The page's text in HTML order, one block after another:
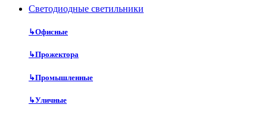
Cветодиодные светильники
↳Офисные
↳Прожектора
↳Промышленные
↳Уличные